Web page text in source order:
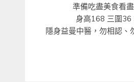
準備吃盡美食看
身高168 三圍36
隱身益曼中醫，勿相認、